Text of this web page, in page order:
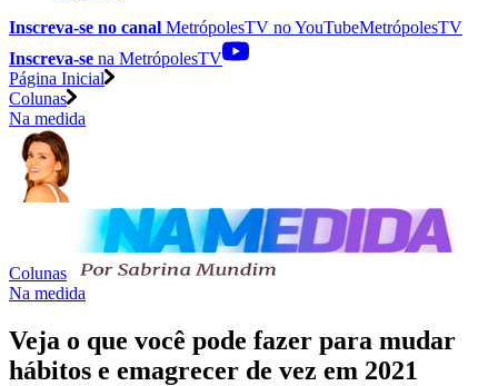
Inscreva-se no canal MetrópolesTV noYouTubeMetrópolesTV
Inscreva-se na MetrópolesTV
Página Inicial
Colunas
Na medida
Colunas
Na medida
Veja o que você pode fazer para mudar
hábitos e emagrecer de vez em 2021